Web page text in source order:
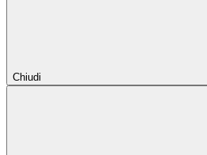
Chiudi